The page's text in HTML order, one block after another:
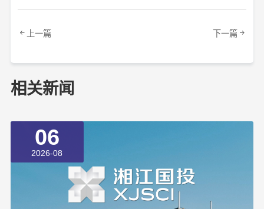
上一篇 下一篇
相关新闻
06
2026-08